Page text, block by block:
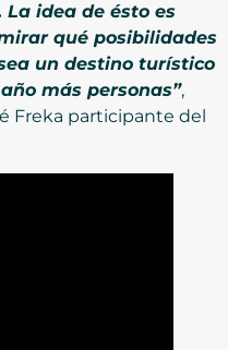
idea de ésto es
qué posibilidades
un destino turístico
más personas”,
Freka participante del